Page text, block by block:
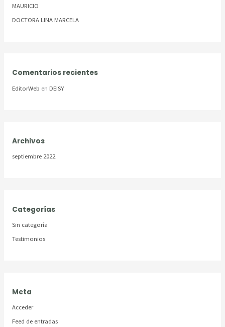
:MAURICIO
DOCTORA LINA MARCELA
Comentarios recientes
EditorWeb en DEISY
Archivos
septiembre 2022
Categorías
Sin categoría
Testimonios
Meta
Acceder
Feed de entradas